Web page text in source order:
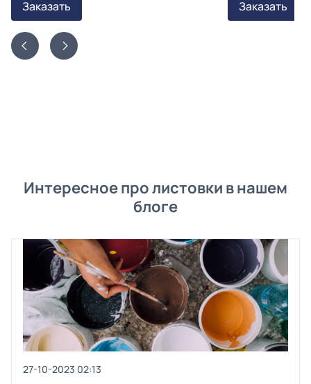
Заказать Заказать
Интересное про листовки в нашем
блоге
27-10-2023 02:13